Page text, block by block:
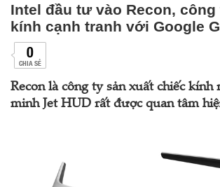
Intel đầu tư vào Recon,
kính cạnh tranh với Google
0
CHIA SẺ
Recon là công ty sản xuất chiếc kính
minh Jet HUD rất được quan tâm